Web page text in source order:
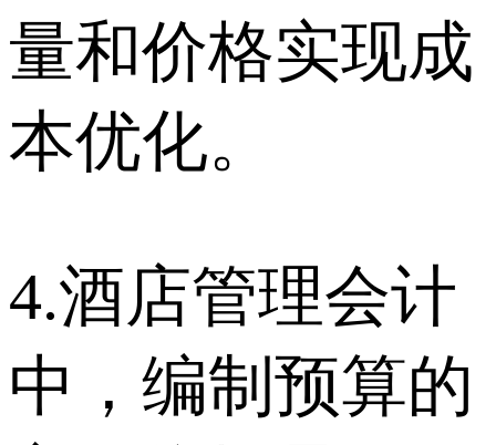
量和价格实现成
本优化。
4.酒店管理会计
中，编制预算的